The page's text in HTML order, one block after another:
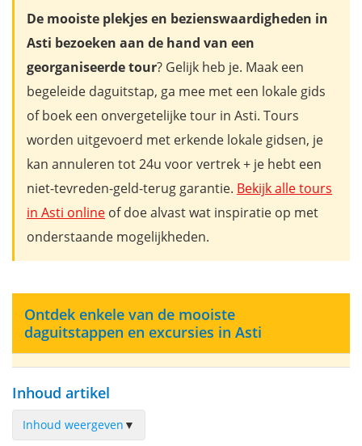
De mooiste plekjes en bezienswaardigheden in
Asti bezoeken aan de hand van een
georganiseerde tour? Gelijk heb je. Maak een
begeleide daguitstap, ga mee met een lokale gids
of boek een onvergetelijke tour in Asti. Tours
worden uitgevoerd met erkende lokale gidsen, je
kan annuleren tot 24u voor vertrek + je hebt een
niet-tevreden-geld-terug garantie. Bekijk alle tours
in Asti online of doe alvast wat inspiratie op met
onderstaande mogelijkheden.
Ontdek enkele van de mooiste
daguitstappen en excursies in Asti
Inhoud artikel
Inhoud weergeven ▼